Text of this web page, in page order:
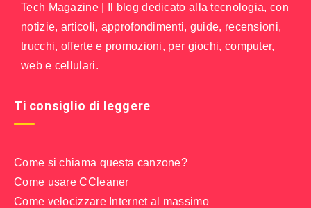
Tech Magazine | Il blog dedicato alla tecnologia, con
notizie, articoli, approfondimenti, guide, recensioni,
trucchi, offerte e promozioni, per giochi, computer,
web e cellulari.
Ti consiglio di leggere
Come si chiama questa canzone?
Come usare CCleaner
Come velocizzare Internet al massimo